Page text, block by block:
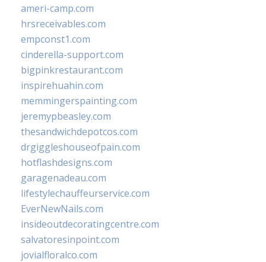
ameri-camp.com
hrsreceivables.com
empconst1.com
cinderella-support.com
bigpinkrestaurant.com
inspirehuahin.com
memmingerspainting.com
jeremypbeasley.com
thesandwichdepotcos.com
drgiggleshouseofpain.com
hotflashdesigns.com
garagenadeau.com
lifestylechauffeurservice.com
EverNewNails.com
insideoutdecoratingcentre.com
salvatoresinpoint.com
jovialfloralco.com